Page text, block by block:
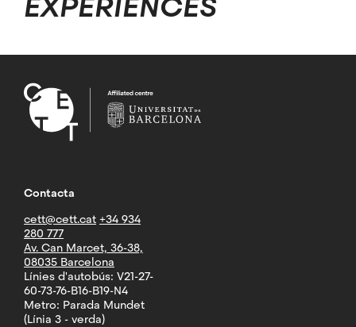
Contacta
cett@cett.cat +34 934
280 777
Av. Can Marcet, 36-38,
08035 Barcelona
Línies d'autobús: V21-27-
60-73-76-B16-B19-N4
Metro: Parada Mundet
(Línia 3 - verda)